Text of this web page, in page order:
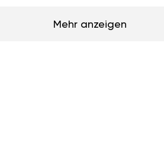
Mehr anzeigen